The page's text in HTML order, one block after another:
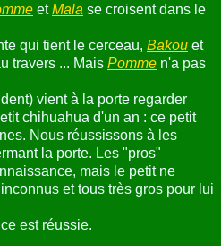
etMala se croisent dans le
qui tient le cerceau, Bakou et
travers ... Mais Pomme n'a pas
vient à la porte regarder
chihuahua d'un an : ce petit
Nous réussissons à les
la porte. Les "pros"
mais le petit ne
et tous très gros pour lui
est réussie.